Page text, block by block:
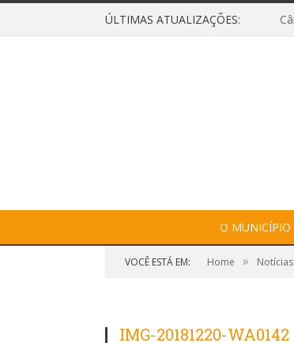
ÚLTIMAS ATUALIZAÇÕES:
O MUNICÍPIO
VOCÊ ESTÁ EM: Home » Notícias
IMG-20181220-WA0142